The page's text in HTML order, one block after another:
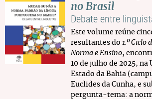
no Brasil
Debate entre
Este volume reúne
resultantes do 1.º Ciclo
Norma e Ensino,
10 de julho de 2025, na
Estado da Bahia
Euclides da Cunha, e
pergunta-tema: a